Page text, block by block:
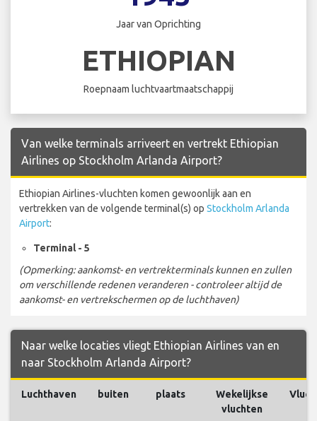
Jaar van Oprichting
ETHIOPIAN
Roepnaam luchtvaartmaatschappij
Van welke terminals arriveert en vertrekt Ethiopian
Airlines op Stockholm Arlanda Airport?
Ethiopian Airlines-vluchten komen gewoonlijk aan en
vertrekken van de volgende terminal(s) op Stockholm Arlanda
Airport:
Terminal - 5
(Opmerking: aankomst- en vertrekterminals kunnen en zullen
om verschillende redenen veranderen - controleer altijd de
aankomst- en vertrekschermen op de luchthaven)
Naar welke locaties vliegt Ethiopian Airlines van en
naar Stockholm Arlanda Airport?
Luchthaven buiten plaats
Wekelijkse
vluchten